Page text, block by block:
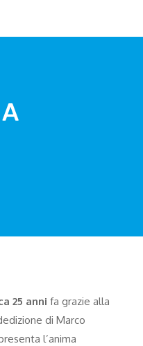
25 anni fa grazie alla
di Marco
l’anima